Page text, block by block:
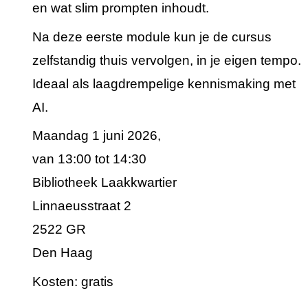
en wat slim prompten inhoudt.
Na deze eerste module kun je de cursus
zelfstandig thuis vervolgen, in je eigen tempo.
Ideaal als laagdrempelige kennismaking met
AI.
Maandag 1 juni 2026,
van 13:00 tot 14:30
Bibliotheek Laakkwartier
Linnaeusstraat 2
2522 GR
Den Haag
Kosten: gratis